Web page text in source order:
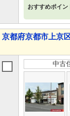
おすすめポイン
京都府京都市上京
中古